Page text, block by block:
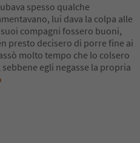
spesso qualche
lui dava la colpa alle
compagni fossero buoni,
presto decisero di porre fine ai
molto tempo che lo colsero
egli negasse la propria